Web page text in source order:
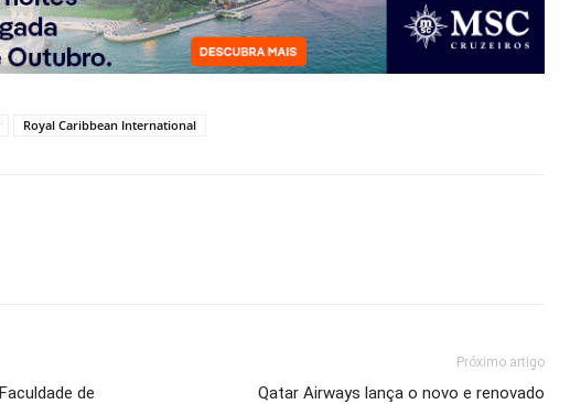
Royal Caribbean International
de
Próximo artigo
Qatar Airways lança o novo e renovado